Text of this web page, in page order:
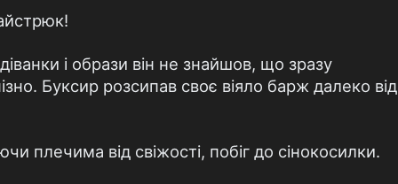
i образи вiн не знайшов, що зразу
Буксир розсипав своє вiяло барж далеко вiд
плечима вiд свiжостi, побiг до сiнокосилки.